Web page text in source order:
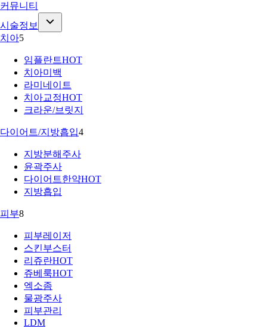
커뮤니티
시술정보
치아5
임플란트HOT
치아미백
라미네이트
치아교정HOT
크라운/브릿지
다이어트/지방흡입4
지방분해주사
윤곽주사
다이어트한약HOT
지방흡입
피부8
피부레이저
스킨부스터
리쥬란HOT
쥬베룩HOT
엑소좀
물광주사
피부관리
LDM